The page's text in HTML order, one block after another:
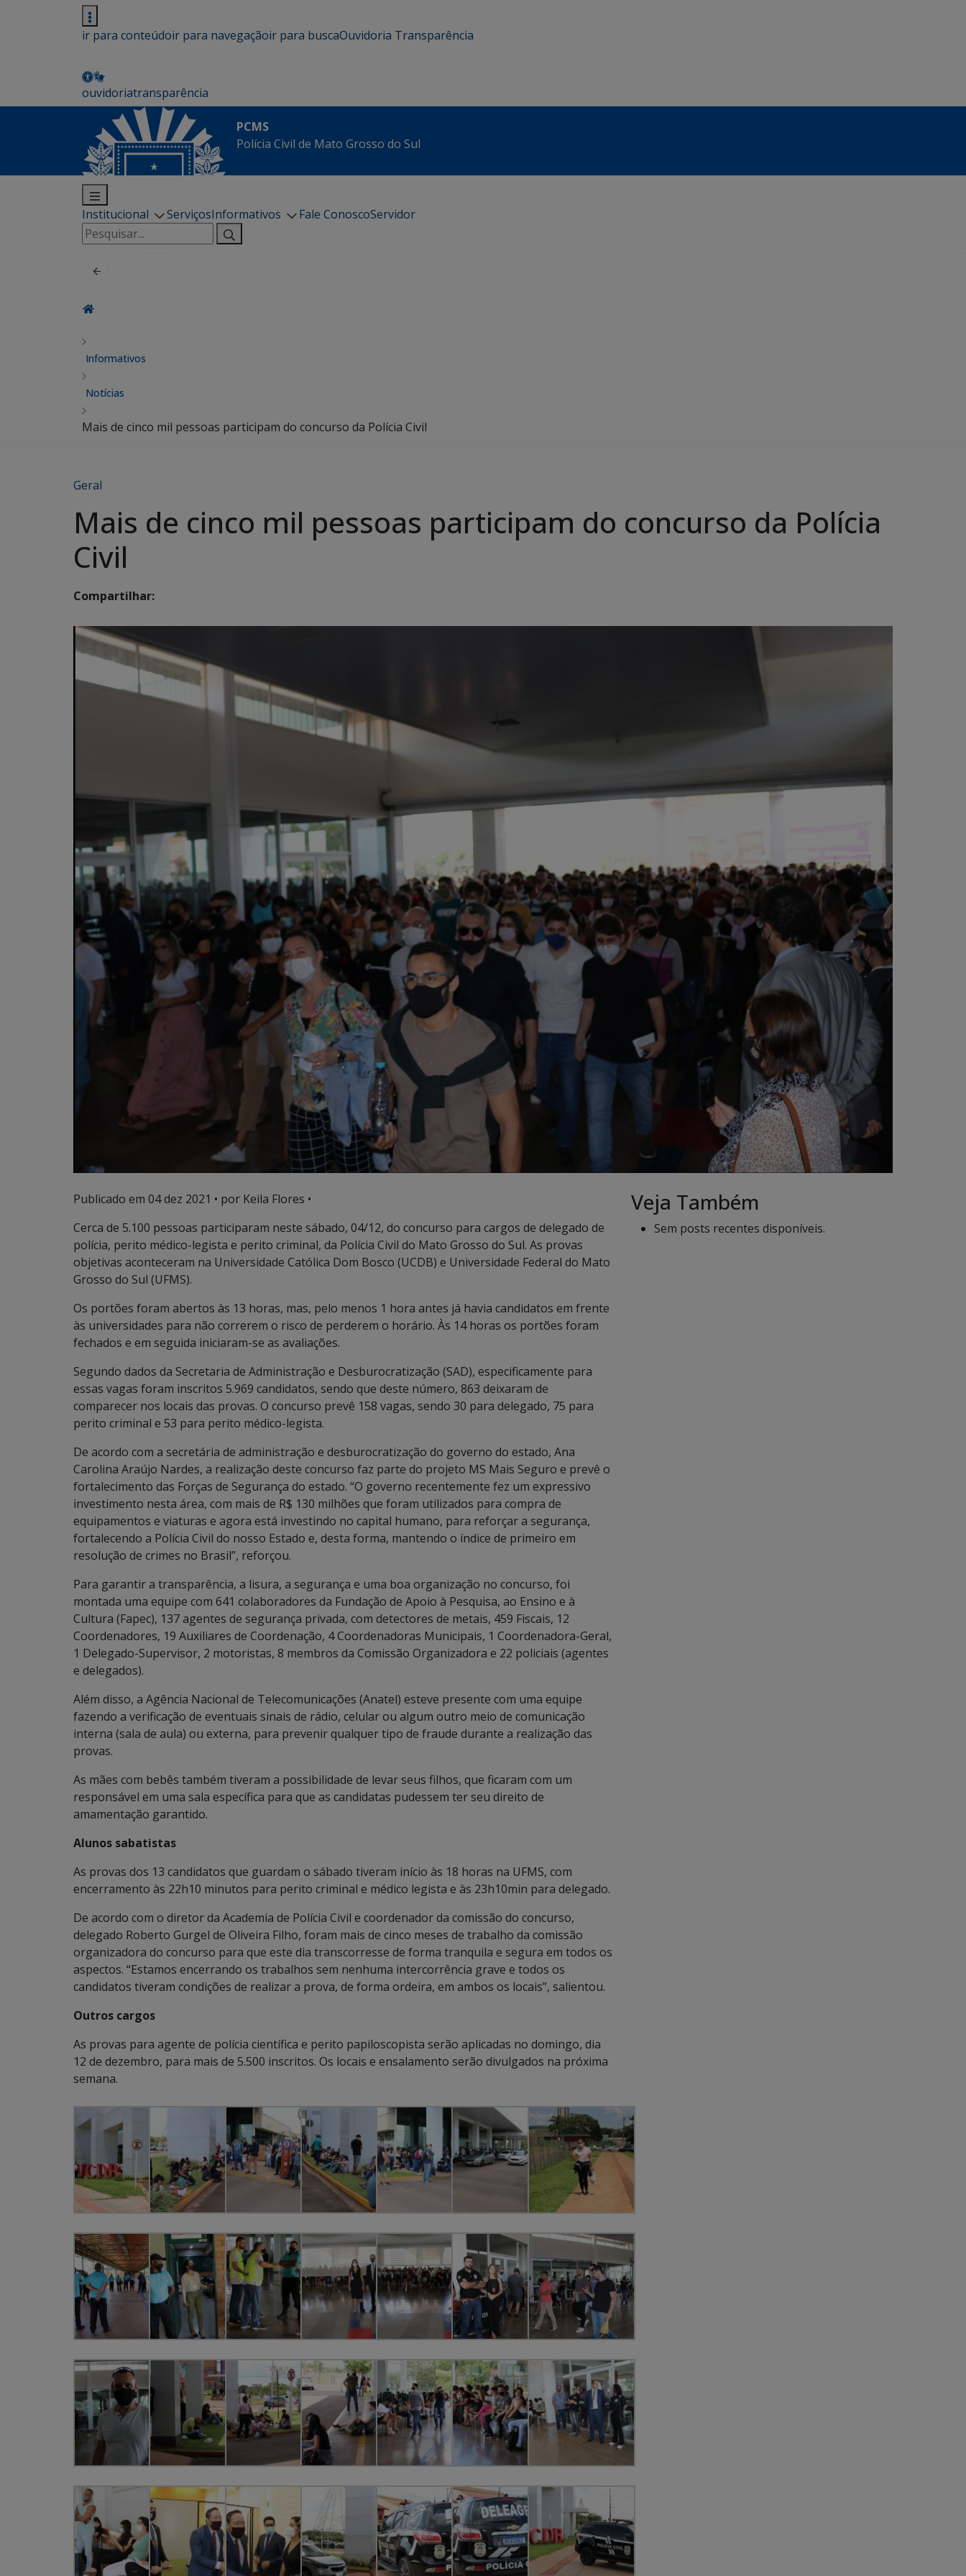
ir para conteúdoir para navegaçãoir para buscaOuvidoria Transparência
ouvidoriatransparência
PCMS
Polícia Civil de Mato Grosso do Sul
Institucional ServiçosInformativos Fale ConoscoServidor
Pesquisar
por:
Informativos
Notícias
Mais de cinco mil pessoas participam do concurso da Polícia Civil
Geral
Mais de cinco mil pessoas participam do concurso da Polícia
Civil
Compartilhar:
Publicado em 04 dez 2021 • por Keila Flores •
Cerca de 5.100 pessoas participaram neste sábado, 04/12, do concurso para cargos de delegado de
polícia, perito médico-legista e perito criminal, da Polícia Civil do Mato Grosso do Sul. As provas
objetivas aconteceram na Universidade Católica Dom Bosco (UCDB) e Universidade Federal do Mato
Grosso do Sul (UFMS).
Os portões foram abertos às 13 horas, mas, pelo menos 1 hora antes já havia candidatos em frente
às universidades para não correrem o risco de perderem o horário. Às 14 horas os portões foram
fechados e em seguida iniciaram-se as avaliações.
Segundo dados da Secretaria de Administração e Desburocratização (SAD), especificamente para
essas vagas foram inscritos 5.969 candidatos, sendo que deste número, 863 deixaram de
comparecer nos locais das provas. O concurso prevê 158 vagas, sendo 30 para delegado, 75 para
perito criminal e 53 para perito médico-legista.
De acordo com a secretária de administração e desburocratização do governo do estado, Ana
Carolina Araújo Nardes, a realização deste concurso faz parte do projeto MS Mais Seguro e prevê o
fortalecimento das Forças de Segurança do estado. “O governo recentemente fez um expressivo
investimento nesta área, com mais de R$ 130 milhões que foram utilizados para compra de
equipamentos e viaturas e agora está investindo no capital humano, para reforçar a segurança,
fortalecendo a Polícia Civil do nosso Estado e, desta forma, mantendo o índice de primeiro em
resolução de crimes no Brasil”, reforçou.
Para garantir a transparência, a lisura, a segurança e uma boa organização no concurso, foi
montada uma equipe com 641 colaboradores da Fundação de Apoio à Pesquisa, ao Ensino e à
Cultura (Fapec), 137 agentes de segurança privada, com detectores de metais, 459 Fiscais, 12
Coordenadores, 19 Auxiliares de Coordenação, 4 Coordenadoras Municipais, 1 Coordenadora-Geral,
1 Delegado-Supervisor, 2 motoristas, 8 membros da Comissão Organizadora e 22 policiais (agentes
e delegados).
Além disso, a Agência Nacional de Telecomunicações (Anatel) esteve presente com uma equipe
fazendo a verificação de eventuais sinais de rádio, celular ou algum outro meio de comunicação
interna (sala de aula) ou externa, para prevenir qualquer tipo de fraude durante a realização das
provas.
As mães com bebês também tiveram a possibilidade de levar seus filhos, que ficaram com um
responsável em uma sala específica para que as candidatas pudessem ter seu direito de
amamentação garantido.
Alunos sabatistas
As provas dos 13 candidatos que guardam o sábado tiveram início às 18 horas na UFMS, com
encerramento às 22h10 minutos para perito criminal e médico legista e às 23h10min para delegado.
De acordo com o diretor da Academia de Polícia Civil e coordenador da comissão do concurso,
delegado Roberto Gurgel de Oliveira Filho, foram mais de cinco meses de trabalho da comissão
organizadora do concurso para que este dia transcorresse de forma tranquila e segura em todos os
aspectos. “Estamos encerrando os trabalhos sem nenhuma intercorrência grave e todos os
candidatos tiveram condições de realizar a prova, de forma ordeira, em ambos os locais”, salientou.
Outros cargos
As provas para agente de polícia científica e perito papiloscopista serão aplicadas no domingo, dia
12 de dezembro, para mais de 5.500 inscritos. Os locais e ensalamento serão divulgados na próxima
semana.
Veja Também
Sem posts recentes disponíveis.